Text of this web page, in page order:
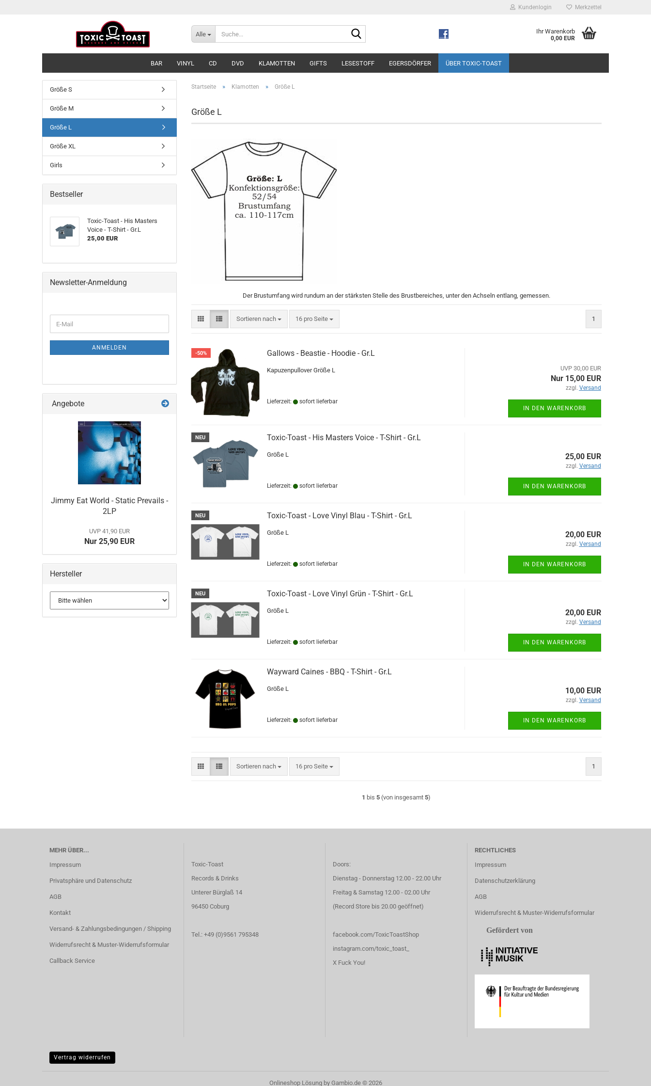
Kundenlogin Merkzettel
Alle Ihr Warenkorb
0,00 EUR
BAR VINYL CD DVD KLAMOTTEN GIFTS LESESTOFF EGERSDÖRFER ÜBER TOXIC-TOAST
Startseite » Klamotten » Größe L
Größe L
Der Brustumfang wird rundum an der stärksten Stelle des Brustbereiches, unter den Achseln entlang, gemessen.
Sortieren nach
Sortieren nach 16 pro Seite
pro Seite 1
-50% Gallows - Beastie - Hoodie - Gr.L
Kapuzenpullover Größe L
Lieferzeit: sofort lieferbar
UVP 30,00 EUR
Nur 15,00 EUR
zzgl. Versand
IN DEN WARENKORB
NEU Toxic-Toast - His Masters Voice - T-Shirt - Gr.L
Größe L
Lieferzeit: sofort lieferbar
25,00 EUR
zzgl. Versand
IN DEN WARENKORB
NEU Toxic-Toast - Love Vinyl Blau - T-Shirt - Gr.L
Größe L
Lieferzeit: sofort lieferbar
20,00 EUR
zzgl. Versand
IN DEN WARENKORB
NEU Toxic-Toast - Love Vinyl Grün - T-Shirt - Gr.L
Größe L
Lieferzeit: sofort lieferbar
20,00 EUR
zzgl. Versand
IN DEN WARENKORB
Wayward Caines - BBQ - T-Shirt - Gr.L
Größe L
Lieferzeit: sofort lieferbar
10,00 EUR
zzgl. Versand
IN DEN WARENKORB
Sortieren nach
Sortieren nach 16 pro Seite
pro Seite 1
1 bis5 (von insgesamt5)
Größe S
Größe M
Größe L
Größe XL
Girls
Bestseller
Toxic-Toast - His Masters
Voice - T-Shirt - Gr.L
25,00 EUR
Newsletter-Anmeldung
ZUR
E-
Mail
ANMELDEN
Angebote
Jimmy Eat World - Static Prevails -
2LP
UVP 41,90 EUR
Nur 25,90 EUR
Hersteller
MEHR ÜBER...
Impressum
Privatsphäre und Datenschutz
AGB
Kontakt
Versand- & Zahlungsbedingungen / Shipping
Widerrufsrecht & Muster-Widerrufsformular
Callback Service
Toxic-Toast
Records & Drinks
Unterer Bürglaß 14
96450 Coburg
Tel.: +49 (0)9561 795348
Doors:
Dienstag - Donnerstag 12.00 - 22.00 Uhr
Freitag & Samstag 12.00 - 02.00 Uhr
(Record Store bis 20.00 geöffnet)
facebook.com/ToxicToastShop
instagram.com/toxic_toast_
X Fuck You!
RECHTLICHES
Impressum
Datenschutzerklärung
AGB
Widerrufsrecht & Muster-Widerrufsformular
Gefördert von
Vertrag widerrufen
Onlineshop Lösungby Gambio.de © 2026